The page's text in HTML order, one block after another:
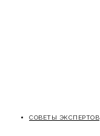
СОВЕТЫ ЭКСПЕРТОВ